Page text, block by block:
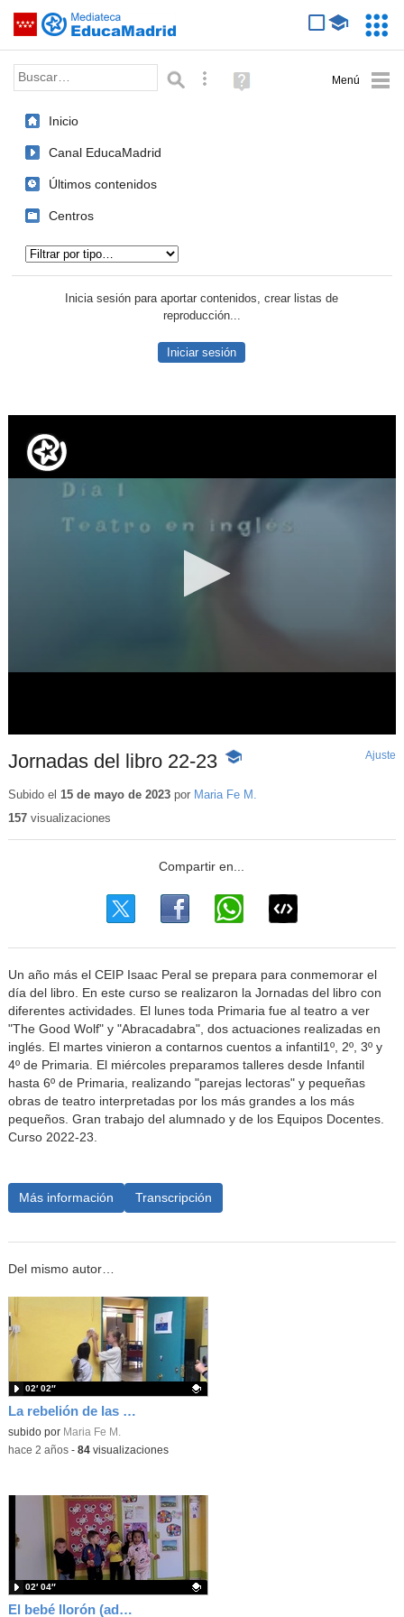
Saltar navegación
Palabra o frase: Búsqueda avanzada
Ayuda
(en
Inicio
Canal EducaMadrid
Últimos contenidos
Centros
Inicia sesión para aportar contenidos, crear listas de
reproducción...
Iniciar sesión
Jornadas del libro 22-23 -
educativo
Ajuste
Subido el 15 de mayo de 2023por Maria Fe M.
157visualizaciones
Un año más el CEIP Isaac Peral se prepara para conmemorar el
día del libro. En este curso se realizaron la Jornadas del libro con
diferentes actividades. El lunes toda Primaria fue al teatro a ver
"The Good Wolf" y "Abracadabra", dos actuaciones realizadas en
inglés. El martes vinieron a contarnos cuentos a infantil1º, 2º, 3º y
4º de Primaria. El miércoles preparamos talleres desde Infantil
hasta 6º de Primaria, realizando "parejas lectoras" y pequeñas
obras de teatro interpretadas por los más grandes a los más
pequeños. Gran trabajo del alumnado y de los Equipos Docentes.
Curso 2022-23.
Más información Transcripción
Del mismo autor…
La rebelión de las luces_50_50 CEIP Isaac Peral
Contenido educativo.
subido por Maria Fe M.
02′ 02″
-hace 2 años- 84visualizaciones
El bebé llorón (adaptación)
02′ 04″